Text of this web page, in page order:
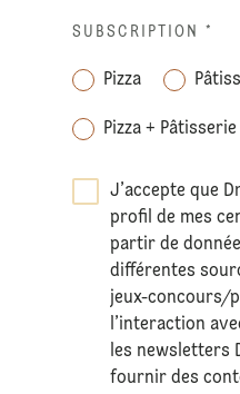
SUBSCRIPTION *
Pizza
Pizza + Pâtisserie
J’accepte que
profil de mes
partir de
différentes
jeux-concours/
l’interaction
les newsletters
fournir des